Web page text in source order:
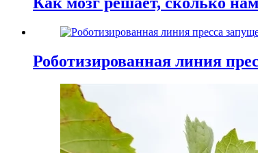
Роботизированная линия